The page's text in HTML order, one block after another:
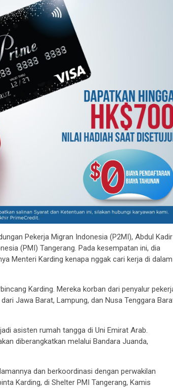
Pekerja Migran Indonesia (P2MI), Abdul Kadir
(PMI) Tangerang. Pada kesempatan ini, dia
Menteri Karding kenapa nggak cari kerja di dalam
Karding. Mereka korban dari penyalur
Jawa Barat, Lampung, dan Nusa Tenggara
asisten rumah tangga di Uni Emirat Arab.
diberangkatkan melalui Bandara Juanda,
dan berkoordinasi dengan perwakilan
Karding, di Shelter PMI Tangerang, Kamis